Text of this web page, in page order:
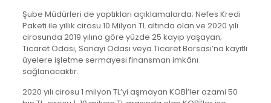
Şube Müdürleri de yaptıkları açıklamalarda; Nefes Kredi
Paketi ile yıllık cirosu 10 Milyon TL altında olan ve 2020 yılı
cirosunda 2019 yılına göre yüzde 25 kayıp yaşayan;
Ticaret Odası, Sanayi Odası veya Ticaret Borsası’na kayıtlı
üyelere işletme sermayesi finansman imkânı
sağlanacaktır.
2020 yılı cirosu 1 milyon TL’yi aşmayan KOBİ’ler azami 50